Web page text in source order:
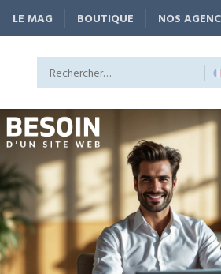
LE MAG BOUTIQUE NOS